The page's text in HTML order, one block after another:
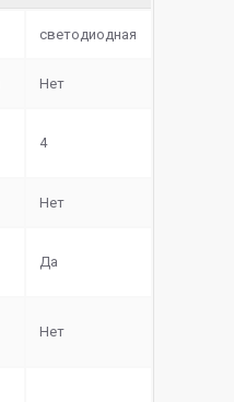
светодиодная
Нет
4
Нет
Да
Нет